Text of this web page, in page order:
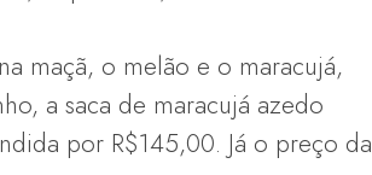
maçã, o melão e o maracujá,
a saca de maracujá azedo
por R$145,00. Já o preço da